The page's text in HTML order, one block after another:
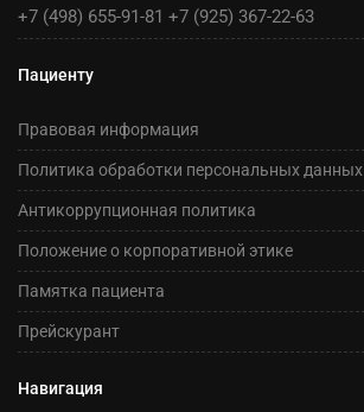
+7 (498) 655-91-81 +7 (925) 367-22-63
Пациенту
Правовая информация
Политика обработки персональных данных
Антикоррупционная политика
Положение о корпоративной этике
Памятка пациента
Прейскурант
Навигация